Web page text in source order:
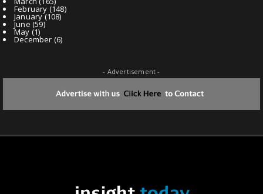
February (148)
January(108)
June (59)
May (1)
December (6)
- Advertisement -